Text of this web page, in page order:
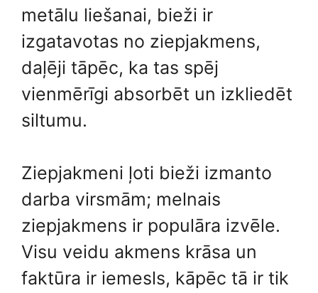
metālu liešanai, bieži ir
izgatavotas no ziepjakmens,
daļēji tāpēc, ka tas spēj
vienmērīgi absorbēt un izkliedēt
siltumu.
Ziepjakmeni ļoti bieži izmanto
darba virsmām; melnais
ziepjakmens ir populāra izvēle.
Visu veidu akmens krāsa un
faktūra ir iemesls, kāpēc tā ir tik